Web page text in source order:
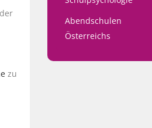
zu
Abendschulen
Österreichs